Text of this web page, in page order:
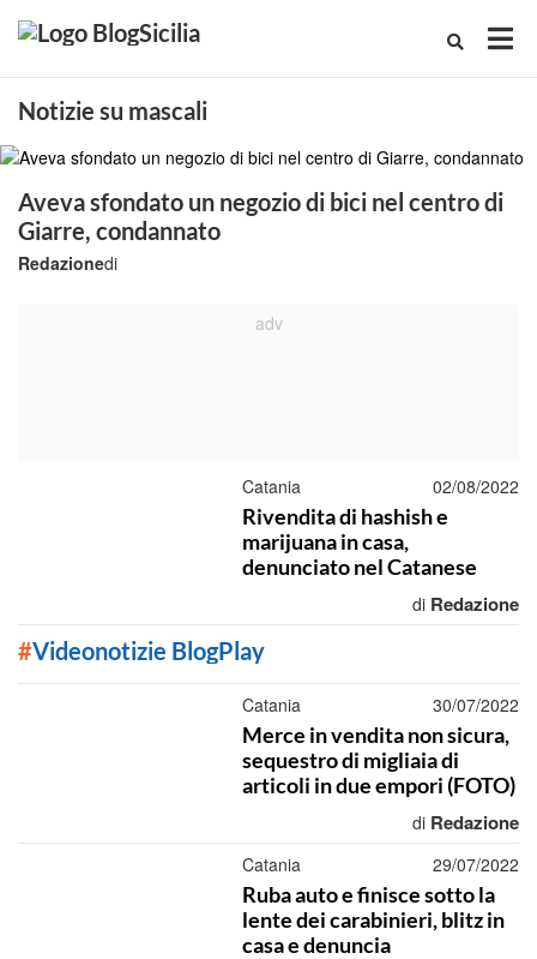
Notizie su mascali
Aveva sfondato un negozio di bici nel centro di
Giarre, condannato
di
Redazione
Catania 02/08/2022
Rivendita di hashish e
marijuana in casa,
denunciato nel Catanese
di Redazione
#Videonotizie BlogPlay
Catania 30/07/2022
Merce in vendita non sicura,
sequestro di migliaia di
articoli in due empori (FOTO)
di Redazione
Catania 29/07/2022
Ruba auto e finisce sotto la
lente dei carabinieri, blitz in
casa e denuncia